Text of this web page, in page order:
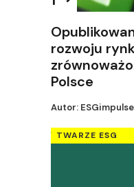
rozwoju
Polsce
Autor: ESGimpulse
TWARZE ESG